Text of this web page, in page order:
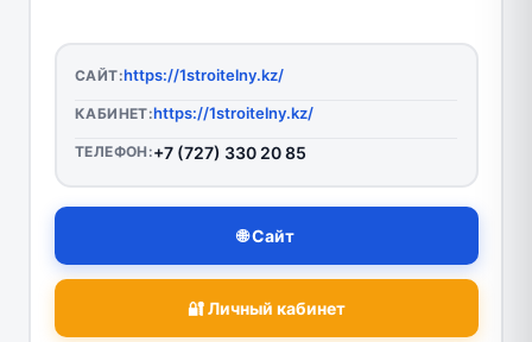
САЙТ:https://1stroitelny.kz/
КАБИНЕТ:https://1stroitelny.kz/
ТЕЛЕФОН:+7 (727) 330 20 85
🌐 Сайт
🔐 Личный кабинет